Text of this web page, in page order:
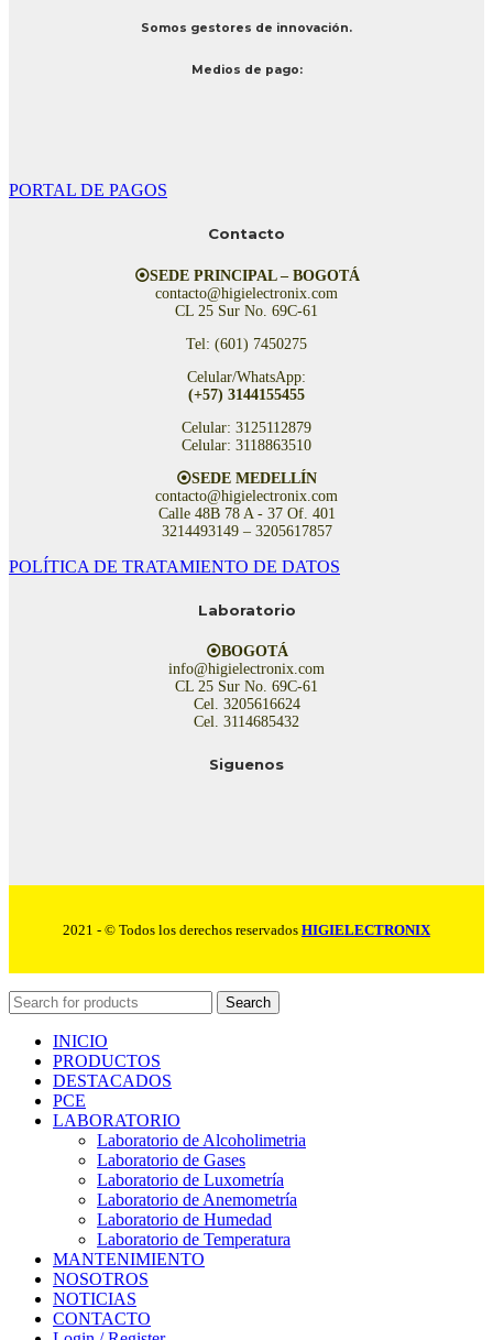
Somos gestores de innovación.
Medios de pago:
PORTAL DE PAGOS
Contacto
⦿SEDE PRINCIPAL – BOGOTÁ
contacto@higielectronix.com
CL 25 Sur No. 69C-61
Tel: (601) 7450275
Celular/WhatsApp:
(+57) 3144155455
Celular: 3125112879
Celular: 3118863510
⦿SEDE MEDELLÍN
contacto@higielectronix.com
Calle 48B 78 A - 37 Of. 401
3214493149 – 3205617857
POLÍTICA DE TRATAMIENTO DE DATOS
Laboratorio
⦿BOGOTÁ
info@higielectronix.com
CL 25 Sur No. 69C-61
Cel. 3205616624
Cel. 3114685432
Siguenos
2021 - © Todos los derechos reservados HIGIELECTRONIX
Search
INICIO
PRODUCTOS
DESTACADOS
PCE
LABORATORIO
Laboratorio de Alcoholimetria
Laboratorio de Gases
Laboratorio de Luxometría
Laboratorio de Anemometría
Laboratorio de Humedad
Laboratorio de Temperatura
MANTENIMIENTO
NOSOTROS
NOTICIAS
CONTACTO